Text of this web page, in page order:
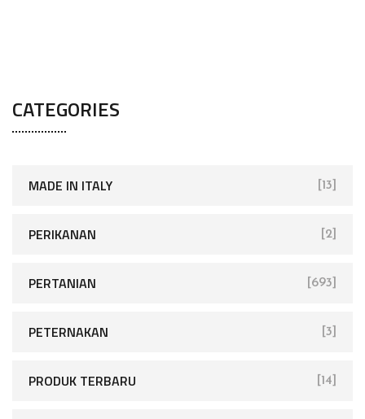
CATEGORIES
MADE IN ITALY [13]
PERIKANAN [2]
PERTANIAN [693]
PETERNAKAN [3]
PRODUK TERBARU [14]